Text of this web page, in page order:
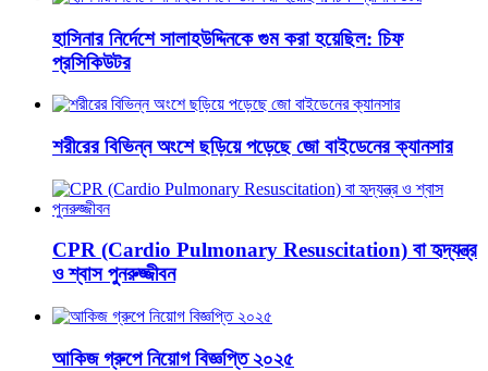
হাসিনার নির্দেশে সালাহউদ্দিনকে গুম করা হয়েছিল: চিফ
প্রসিকিউটর
শরীরের বিভিন্ন অংশে ছড়িয়ে পড়েছে জো বাইডেনের ক্যানসার
CPR (Cardio Pulmonary Resuscitation) বা হৃদ্‌যন্ত্র
ও শ্বাস পুনরুজ্জীবন
আকিজ গ্রুপে নিয়োগ বিজ্ঞপ্তি ২০২৫